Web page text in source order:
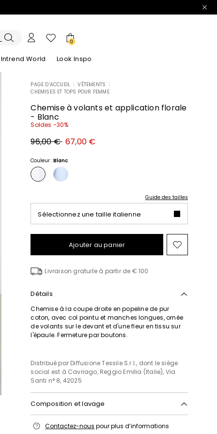
0
Intrend World Look Inspo
PAGE D’ACCUEIL VÊTEMENTS
CHEMISES ET TOPS POUR FEMME
Chemise à volants et application florale
- Blanc
Soldes -30%
Prix
original
€
96,00 € Nouveau
prix
€
67,00 €
Couleur :Blanc
Guide des tailles
Sélectionnez une taille italienne
Ajouter au panier Ajouter
vers
Livraison gratuite à partir de € 100
Détails
Chemise à la coupe droite en popeline de pur
coton, avec col pointu et manches longues, ornée
de volants sur le devant et d'une fleur en tissu sur
l'épaule. Fermeture par boutons.
Distribué par Diffusione Tessile S.r.l., dont le siège
social est à Cavriago, Reggio Emilia (Italie), Via
Santi n° 8, 42025
Composition et lavage
maximale 40°c; blanchiment chloré interdit;
Contactez-nous pour plus d’informations